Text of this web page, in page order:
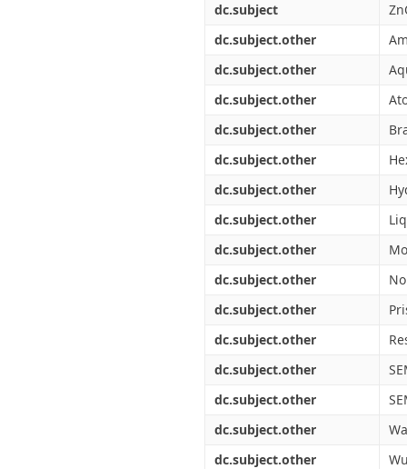
dc.subject
dc.subject.other
dc.subject.other
dc.subject.other
dc.subject.other
dc.subject.other
dc.subject.other
dc.subject.other
dc.subject.other
dc.subject.other
dc.subject.other
dc.subject.other
dc.subject.other
dc.subject.other
dc.subject.other
dc.subject.other